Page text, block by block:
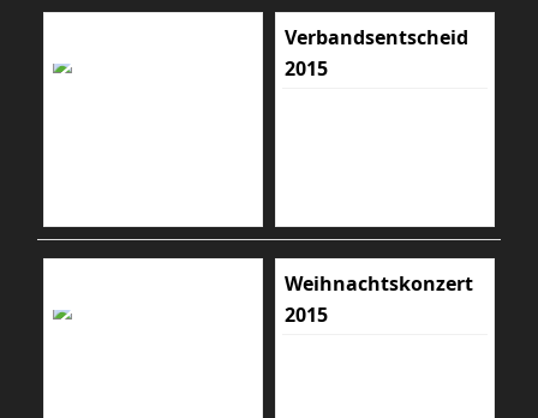
Verbandsentscheid
2015
Weihnachtskonzert
2015